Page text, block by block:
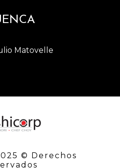
Matovelle
© Derechos